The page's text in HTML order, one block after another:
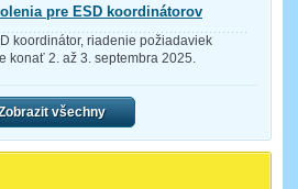
pre ESD koordinátorov
koordinátor, riadenie požiadaviek
konať 2. až 3. septembra 2025.
všechny